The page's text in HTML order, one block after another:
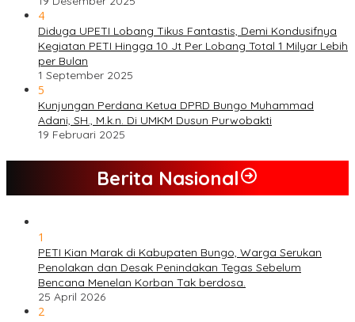
4
Diduga UPETI Lobang Tikus Fantastis, Demi Kondusifnya
Kegiatan PETI Hingga 10 Jt Per Lobang Total 1 Milyar Lebih
per Bulan
1 September 2025
5
Kunjungan Perdana Ketua DPRD Bungo Muhammad
Adani, SH., M.k.n. Di UMKM Dusun Purwobakti
19 Februari 2025
Berita Nasional
1
PETI Kian Marak di Kabupaten Bungo, Warga Serukan
Penolakan dan Desak Penindakan Tegas Sebelum
Bencana Menelan Korban Tak berdosa.
25 April 2026
2